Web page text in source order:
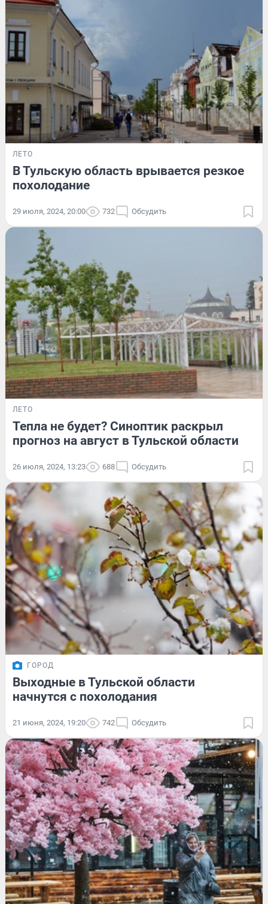
ЛЕТО
В Тульскую область врывается резкое
похолодание
29 июля, 2024, 20:00 732 Обсудить
ЛЕТО
Тепла не будет? Синоптик раскрыл
прогноз на август в Тульской области
26 июля, 2024, 13:23 688 Обсудить
ГОРОД
Выходные в Тульской области
начнутся с похолодания
21 июня, 2024, 19:20 742 Обсудить